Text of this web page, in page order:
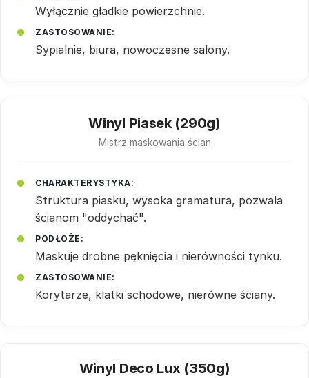
Wyłącznie gładkie powierzchnie.
ZASTOSOWANIE:
Sypialnie, biura, nowoczesne salony.
Winyl Piasek (290g)
Mistrz maskowania ścian
CHARAKTERYSTYKA:
Struktura piasku, wysoka gramatura, pozwala
ścianom "oddychać".
PODŁOŻE:
Maskuje drobne pęknięcia i nierówności tynku.
ZASTOSOWANIE:
Korytarze, klatki schodowe, nierówne ściany.
Winyl Deco Lux (350g)